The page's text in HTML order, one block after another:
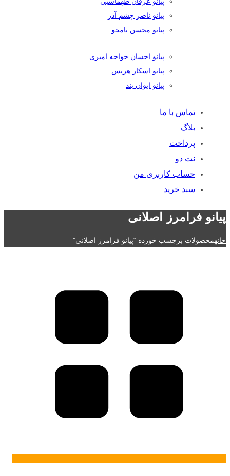
پیانو ناصر چشم آذر
پیانو محسن نامجو
پیانو احسان خواجه امیری
پیانو اسکار هریس
پیانو ایوان بند
تماس با ما
بلاگ
پرداخت
نت دو
حساب کاربری من
سبد خرید
پیانو فرامرز اصلانی
خانهمحصولات برچسب خورده “پیانو فرامرز اصلانی”